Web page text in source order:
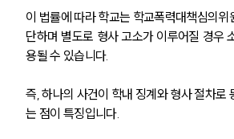
이 법률에 따라 학교는 학교폭력대책심의위
단하며 별도로 형사 고소가 이루어질 경우
용될 수 있습니다.
즉, 하나의 사건이 학내 징계와 형사 절차로
는 점이 특징입니다.